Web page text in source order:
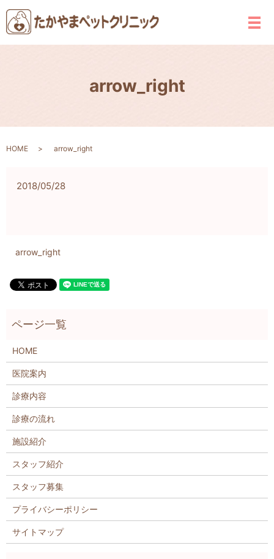
メ
arrow_right
HOME arrow_right
2018/05/28
arrow_right
HOME
医院案内
診療内容
診療の流れ
施設紹介
スタッフ紹介
スタッフ募集
プライバシーポリシー
サイトマップ